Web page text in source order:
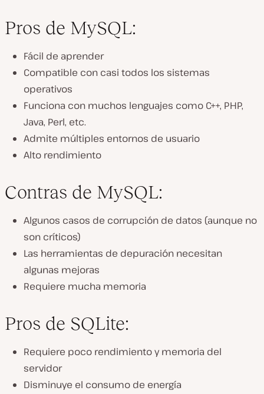
Pros de MySQL:
Fácil de aprender
Compatible con casi todos los sistemas
operativos
Funciona con muchos lenguajes como C++, PHP,
Java, Perl, etc.
Admite múltiples entornos de usuario
Alto rendimiento
Contras de MySQL:
Algunos casos de corrupción de datos (aunque no
son críticos)
Las herramientas de depuración necesitan
algunas mejoras
Requiere mucha memoria
Pros de SQLite:
Requiere poco rendimiento y memoria del
servidor
Disminuye el consumo de energía